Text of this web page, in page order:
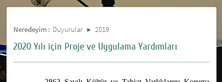
Neredeyim : Duyurular 2019
2020 Yılı için Proje ve Uygulama Yardımları